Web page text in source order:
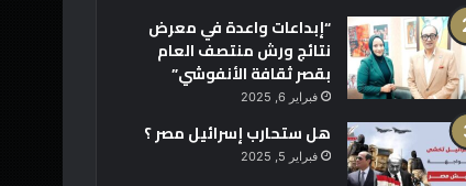
“إبداعات واعدة في معرض
نتائج ورش منتصف العام
بقصر ثقافة الأنفوشي”
فبراير 6, 2025
هل ستحارب إسرائيل مصر ؟
فبراير 5, 2025